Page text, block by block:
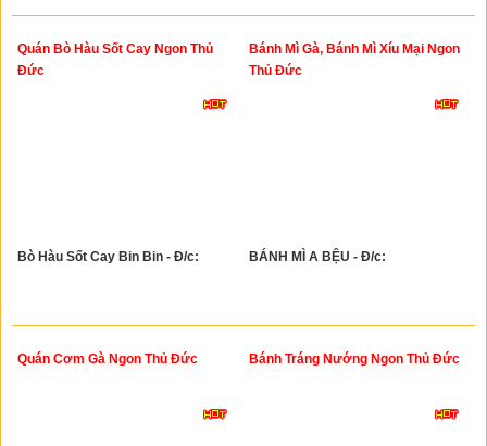
Quán Bò Hàu Sốt Cay Ngon Thủ
Đức
Bò Hàu Sốt Cay Bin Bin - Đ/c:
Bánh Mì Gà, Bánh Mì Xíu Mại Ngon
Thủ Đức
BÁNH MÌ A BỆU - Đ/c:
Quán Cơm Gà Ngon Thủ Đức Bánh Tráng Nướng Ngon Thủ Đức